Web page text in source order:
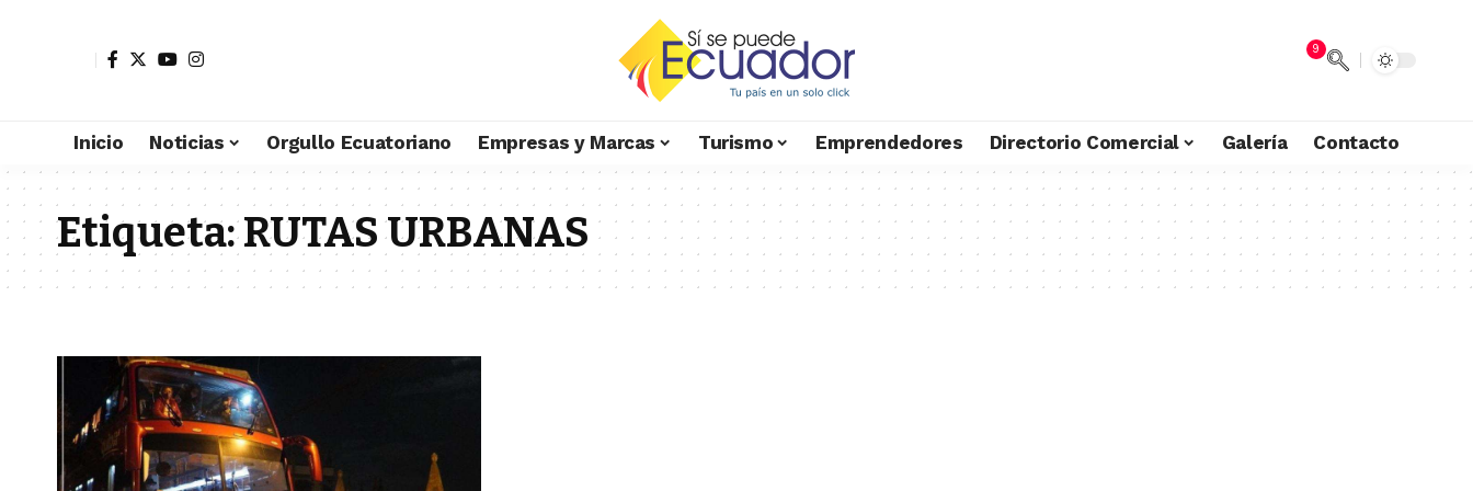
9
Inicio Noticias Orgullo Ecuatoriano Empresas y Marcas Turismo Emprendedores Directorio Comercial Galería Contacto
Etiqueta:RUTAS URBANAS